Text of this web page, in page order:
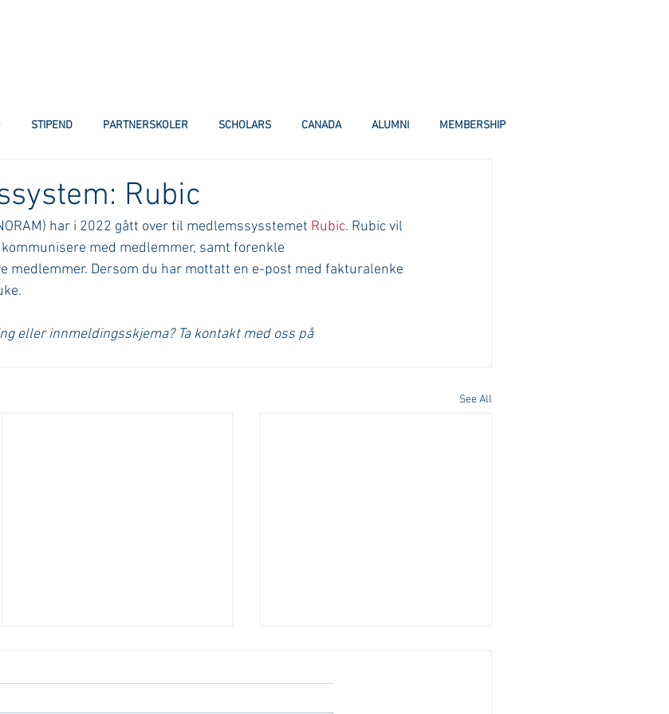
STIPEND PARTNERSKOLER SCHOLARS CANADA ALUMNI MEMBERSHIP
Rubic
har i 2022 gått over til medlemssysstemet Rubic. Rubic vil
med medlemmer, samt forenkle
medlemmer. Dersom du har mottatt en e-post med fakturalenke
eller innmeldingsskjema? Ta kontakt med oss på
See All